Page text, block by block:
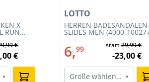
X-
RUN
€
€
▾
HERREN BADESANDALEN
SLIDES MEN (4000-
LOTTO
6,99 statt29,99 €
-23,00 €
Größe wählen… ▾